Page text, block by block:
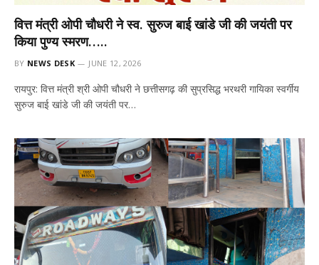
वित्त मंत्री ओपी चौधरी ने स्व. सुरुज बाई खांडे जी की जयंती पर
किया पुण्य स्मरण…..
BY NEWS DESK JUNE 12, 2026
रायपुर: वित्त मंत्री श्री ओपी चौधरी ने छत्तीसगढ़ की सुप्रसिद्ध भरथरी गायिका स्वर्गीय
सुरुज बाई खांडे जी की जयंती पर…